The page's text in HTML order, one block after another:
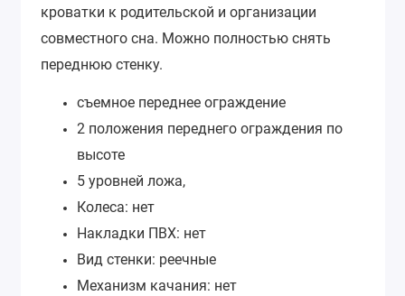
кроватки к родительской и организации
совместного сна. Можно полностью снять
переднюю стенку.
съемное переднее ограждение
2 положения переднего ограждения по
высоте
5 уровней ложа,
Колеса: нет
Накладки ПВХ: нет
Вид стенки: реечные
Механизм качания: нет